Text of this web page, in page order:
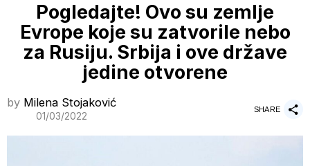
Pogledajte! Ovo su zemlje
Evrope koje su zatvorile nebo
za Rusiju. Srbija i ove države
jedine otvorene
by Milena Stojaković
01/03/2022
SHARE